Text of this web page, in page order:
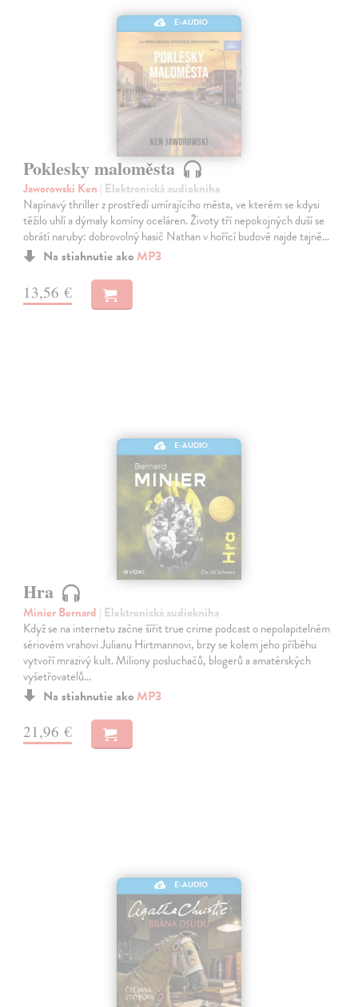
E-AUDIO
Poklesky maloměsta
Jaworowski Ken | Elektronická audiokniha
Napínavý thriller z prostředí umírajícího města, ve kterém se kdysi
těžilo uhlí a dýmaly komíny oceláren. Životy tří nepokojných duší se
obrátí naruby: dobrovolný hasič Nathan v hořící budově najde tajně…
Na stiahnutie ako MP3
13,56 €
E-AUDIO
Hra
Minier Bernard | Elektronická audiokniha
Když se na internetu začne šířit true crime podcast o nepolapitelném
sériovém vrahovi Julianu Hirtmannovi, brzy se kolem jeho příběhu
vytvoří mrazivý kult. Miliony posluchačů, blogerů a amatérských
vyšetřovatelů…
Na stiahnutie ako MP3
21,96 €
E-AUDIO